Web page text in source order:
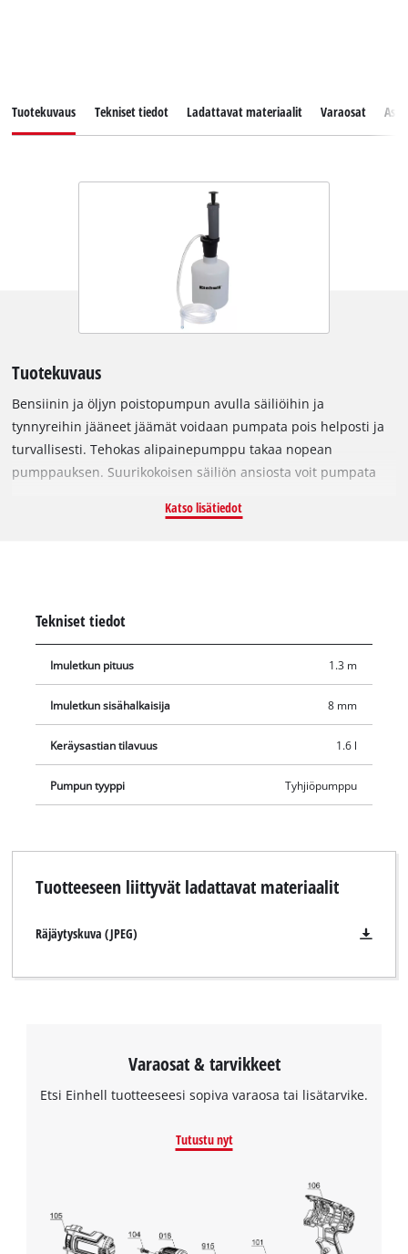
Tarvitsemme suostumuksesi palvelun
Google Maps lataamiseen!
This content is not permitted to load due
Tuotekuvaus Tekniset tiedot Ladattavat materiaalit Varaosat
Tuotekuvaus
Bensiinin ja öljyn poistopumpun avulla säiliöihin ja
tynnyreihin jääneet jäämät voidaan pumpata pois helposti ja
turvallisesti. Tehokas alipainepumppu takaa nopean
pumppauksen. Suurikokoisen säiliön ansiosta voit pumpata
tyhjennettävä säiliö välillä. Bensiinin ja öljyn poistopumpussa
Katso lisätiedot
Tekniset tiedot
Imuletkun pituus 1.3 m
Imuletkun sisähalkaisija 8 mm
Keräysastian tilavuus 1.6 l
Pumpun tyyppi Tyhjiöpumppu
Tuotteeseen liittyvät ladattavat materiaalit
Räjäytyskuva (JPEG)
Varaosat & tarvikkeet
Etsi Einhell tuotteeseesi sopiva varaosa tai lisätarvike.
Tutustu nyt